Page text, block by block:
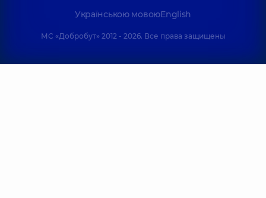
Українською мовоюEnglish
МС «Добробут» 2012 - 2026. Все права защищены